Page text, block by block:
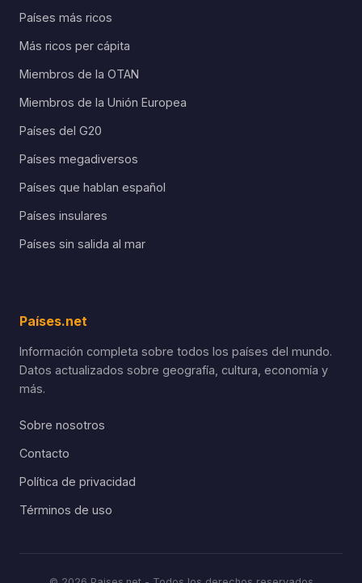
Países más ricos
Más ricos per cápita
Miembros de la OTAN
Miembros de la Unión Europea
Países del G20
Países megadiversos
Países que hablan español
Países insulares
Países sin salida al mar
Países.net
Información completa sobre todos los países del mundo.
Datos actualizados sobre geografía, cultura, economía y
más.
Sobre nosotros
Contacto
Política de privacidad
Términos de uso